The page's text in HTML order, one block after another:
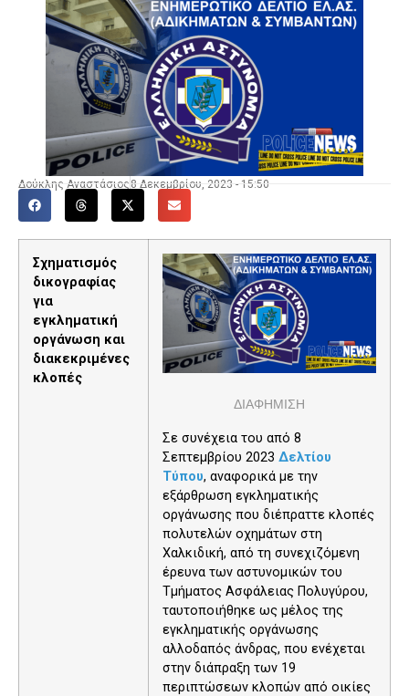
Δούκλης Αναστάσιος 8 Δεκεμβρίου, 2023 - 15:50
Σχηματισμός
δικογραφίας
για
εγκληματική
οργάνωση και
διακεκριμένες
κλοπές
ΔΙΑΦΗΜΙΣΗ
Σε συνέχεια του από 8
Σεπτεμβρίου 2023 Δελτίου
Τύπου, αναφορικά με την
εξάρθρωση εγκληματικής
οργάνωσης που διέπραττε κλοπές
πολυτελών οχημάτων στη
Χαλκιδική, από τη συνεχιζόμενη
έρευνα των αστυνομικών του
Τμήματος Ασφάλειας Πολυγύρου,
ταυτοποιήθηκε ως μέλος της
εγκληματικής οργάνωσης
αλλοδαπός άνδρας, που ενέχεται
στην διάπραξη των 19
περιπτώσεων κλοπών από οικίες